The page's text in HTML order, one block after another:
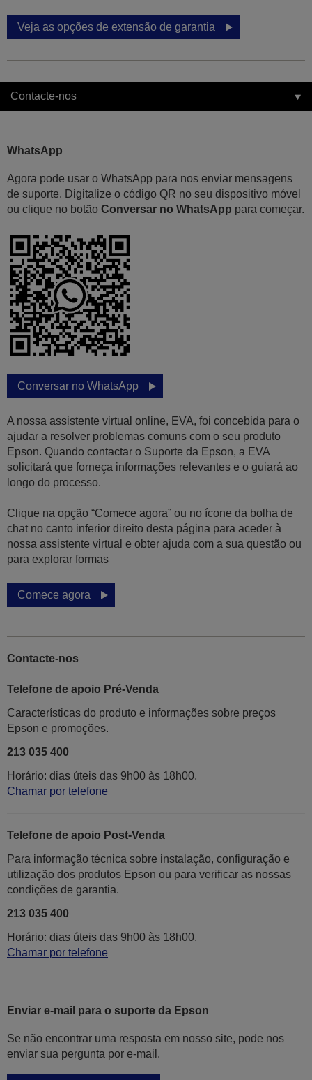
Veja as opções de extensão de garantia
Contacte-nos
WhatsApp
Agora pode usar o WhatsApp para nos enviar mensagens
de suporte. Digitalize o código QR no seu dispositivo móvel
ou clique no botão Conversar no WhatsApp para começar.
Conversar no WhatsApp
A nossa assistente virtual online, EVA, foi concebida para o
ajudar a resolver problemas comuns com o seu produto
Epson. Quando contactar o Suporte da Epson, a EVA
solicitará que forneça informações relevantes e o guiará ao
longo do processo.
Clique na opção “Comece agora” ou no ícone da bolha de
chat no canto inferior direito desta página para aceder à
nossa assistente virtual e obter ajuda com a sua questão ou
para explorar formas
Comece agora
Contacte-nos
Telefone de apoio Pré-Venda
Características do produto e informações sobre preços
Epson e promoções.
213 035 400
Horário: dias úteis das 9h00 às 18h00.
Chamar por telefone
Telefone de apoio Post-Venda
Para informação técnica sobre instalação, configuração e
utilização dos produtos Epson ou para verificar as nossas
condições de garantia.
213 035 400
Horário: dias úteis das 9h00 às 18h00.
Chamar por telefone
Enviar e-mail para o suporte da Epson
Se não encontrar uma resposta em nosso site, pode nos
enviar sua pergunta por e-mail.